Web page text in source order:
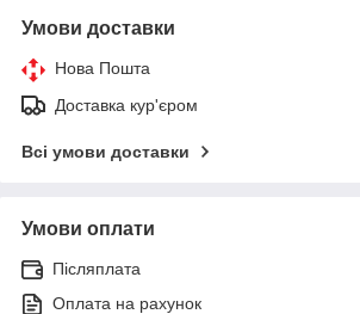
Умови доставки
Нова Пошта
Доставка кур'єром
Всі умови доставки
Умови оплати
Післяплата
Оплата на рахунок